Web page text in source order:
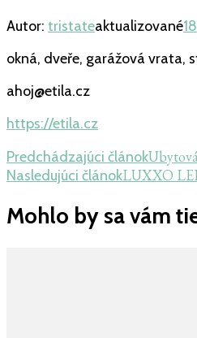
Autor: tristateaktualizované
okná, dveře, garážová vrata,
ahoj@etila.cz
https://etila.cz
Navigácia
v
článku
Predchádzajúci článok
Nasledujúci článokLUXXO
Mohlo by sa vám